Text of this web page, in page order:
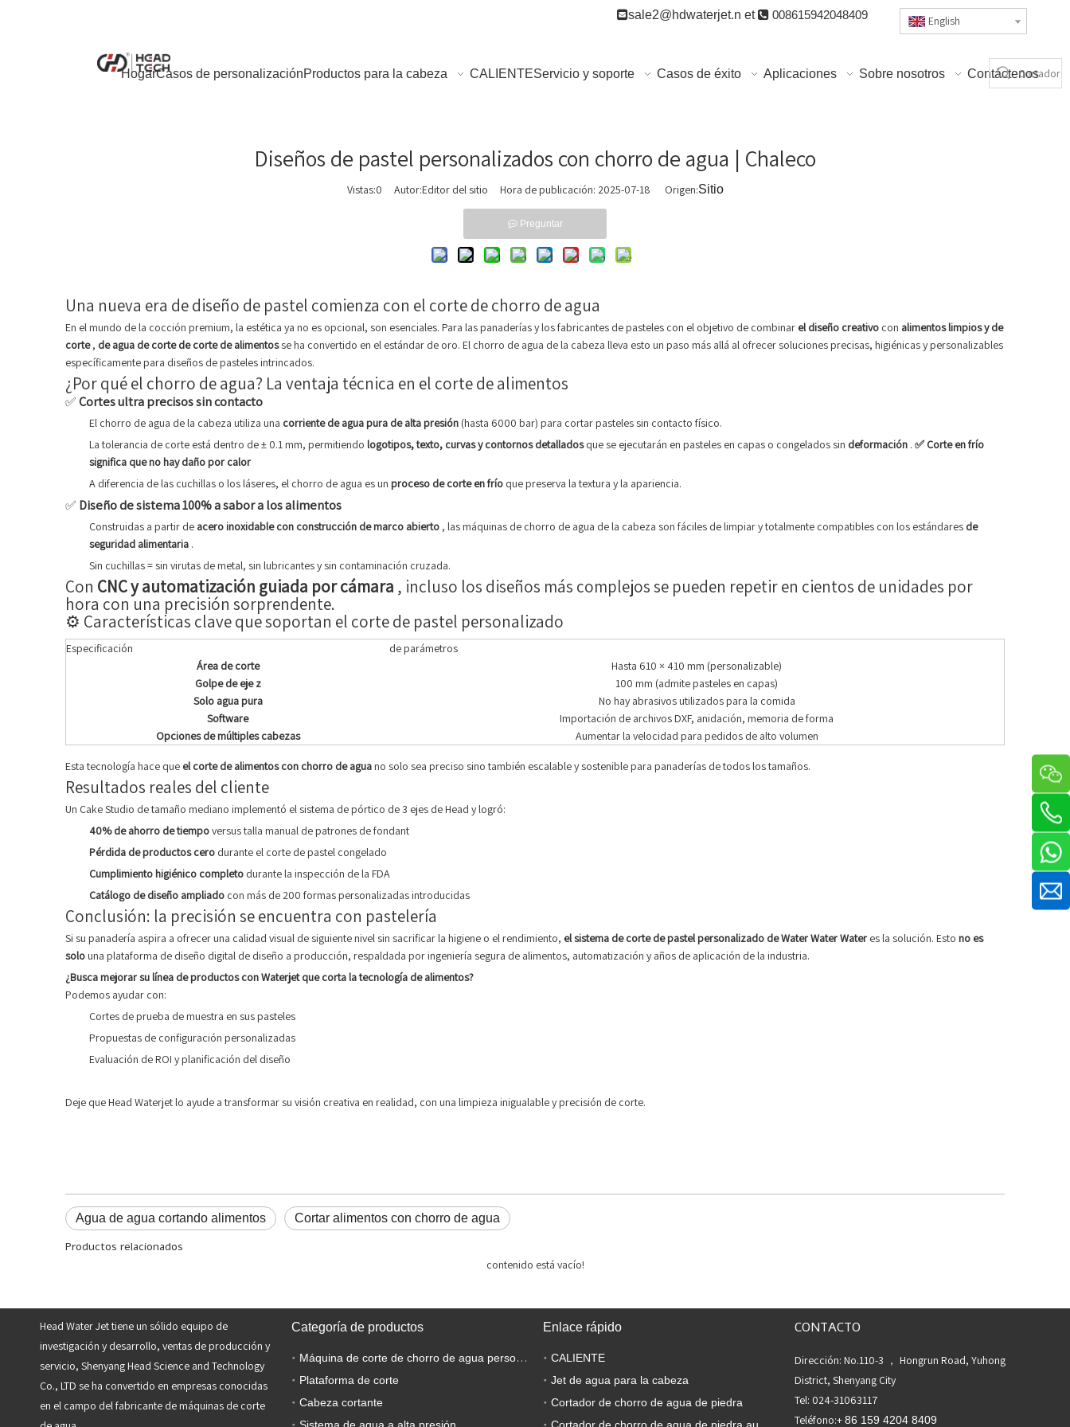
sale2@hdwaterjet.n et 008615942048409 English
HogarCasos de personalizaciónProductos para la cabeza CALIENTEServicio y soporte Casos de éxito Aplicaciones Sobre nosotros Contáctenos
Diseños de pastel personalizados con chorro de agua | Chaleco
Vistas:0 Autor:Editor del sitio Hora de publicación: 2025-07-18 Origen:Sitio
Preguntar
Una nueva era de diseño de pastel comienza con el corte de chorro de agua
En el mundo de la cocción premium, la estética ya no es opcional, son esenciales. Para las panaderías y los fabricantes de pasteles con el objetivo de combinar el diseño creativo con alimentos limpios y de
corte, de agua de corte de corte de alimentosse ha convertido en el estándar de oro. El chorro de agua de la cabeza lleva esto un paso más allá al ofrecer soluciones precisas, higiénicas y personalizables
específicamente para diseños de pasteles intrincados.
¿Por qué el chorro de agua? La ventaja técnica en el corte de alimentos
✅Cortes ultra precisos sin contacto
El chorro de agua de la cabeza utiliza una corriente de agua pura de alta presión (hasta 6000 bar) para cortar pasteles sin contacto físico.
La tolerancia de corte está dentro de ± 0.1 mm, permitiendo logotipos, texto, curvas y contornos detalladosque se ejecutarán en pasteles en capas o congelados sin deformación . ✅ Corte en frío
significa que no hay daño por calor
A diferencia de las cuchillas o los láseres, el chorro de agua es un proceso de corte en frío que preserva la textura y la apariencia.
✅ Diseño de sistema 100% a sabor a los alimentos
Construidas a partir de acero inoxidable con construcción de marco abierto , las máquinas de chorro de agua de la cabeza son fáciles de limpiar y totalmente compatibles con los estándares de
seguridad alimentaria .
Sin cuchillas = sin virutas de metal, sin lubricantes y sin contaminación cruzada.
Con CNC y automatización guiada por cámara , incluso los diseños más complejos se pueden repetir en cientos de unidades por
hora con una precisión sorprendente.
⚙️ Características clave que soportan el corte de pastel personalizado
Especificación
de parámetros
Área de corte
Hasta 610 × 410 mm (personalizable)
Golpe de eje z
100 mm (admite pasteles en capas)
Solo agua pura
No hay abrasivos utilizados para la comida
Software
Importación de archivos DXF, anidación, memoria de forma
Opciones de múltiples cabezas
Aumentar la velocidad para pedidos de alto volumen
Esta tecnología hace que el corte de alimentos con chorro de agua no solo sea preciso sino también escalable y sostenible para panaderías de todos los tamaños.
Resultados reales del cliente
Un Cake Studio de tamaño mediano implementó el sistema de pórtico de 3 ejes de Head y logró:
40% de ahorro de tiempoversus talla manual de patrones de fondant
Pérdida de productos cero durante el corte de pastel congelado
Cumplimiento higiénico completo durante la inspección de la FDA
Catálogo de diseño ampliado con más de 200 formas personalizadas introducidas
Conclusión: la precisión se encuentra con pastelería
Si su panadería aspira a ofrecer una calidad visual de siguiente nivel sin sacrificar la higiene o el rendimiento, el sistema de corte de pastel personalizado de Water Water Water es la solución. Esto no es
solo una plataforma de diseño digital de diseño a producción, respaldada por ingeniería segura de alimentos, automatización y años de aplicación de la industria.
¿Busca mejorar su línea de productos con Waterjet que corta la tecnología de alimentos?
Podemos ayudar con:
Cortes de prueba de muestra en sus pasteles
Propuestas de configuración personalizadas
Evaluación de ROI y planificación del diseño
Deje que Head Waterjet lo ayude a transformar su visión creativa en realidad, con una limpieza inigualable y precisión de corte.
Agua de agua cortando alimentos Cortar alimentos con chorro de agua
Productos relacionados
contenido está vacío!
Head Water Jet tiene un sólido equipo de
investigación y desarrollo, ventas de producción y
servicio, Shenyang Head Science and Technology
Co., LTD se ha convertido en empresas conocidas
en el campo del fabricante de máquinas de corte
Categoría de productos
Máquina de corte de chorro de agua personalizada
Plataforma de corte
Cabeza cortante
Enlace rápido
CALIENTE
Jet de agua para la cabeza
Cortador de chorro de agua de piedra
CONTACTO
Dirección: No.110-3 ， Hongrun Road, Yuhong
District, Shenyang City
Tel: 024-31063117
Teléfono:+86 159 4204 8409